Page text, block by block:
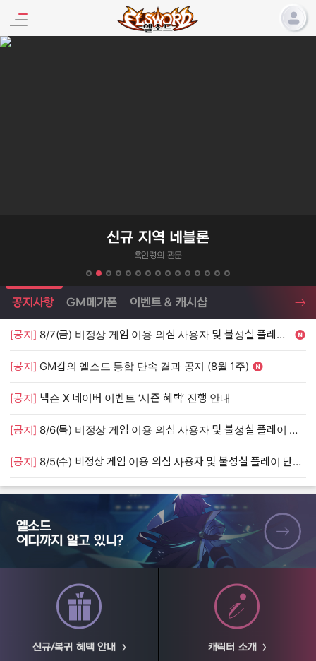
엘소드 프로모션
신규 지역 네블론
흑안령의 관문
엘소드 소식
공지사항 GM메가폰 이벤트 & 캐시샵
[공지] 8/7(금) 비정상 게임 이용 의심 사용자 및 불성실 플레이 단속 안내
[공지] GM캅의 엘소드 통합 단속 결과 공지 (8월 1주)
[공지] 넥슨 X 네이버 이벤트 ‘시즌 혜택’ 진행 안내
[공지] 8/6(목) 비정상 게임 이용 의심 사용자 및 불성실 플레이 단속 안내
[공지] 8/5(수) 비정상 게임 이용 의심 사용자 및 불성실 플레이 단속 안내
엘소드 어디까지 알고 있니?
신규/복귀 혜택 안내 캐릭터 소개